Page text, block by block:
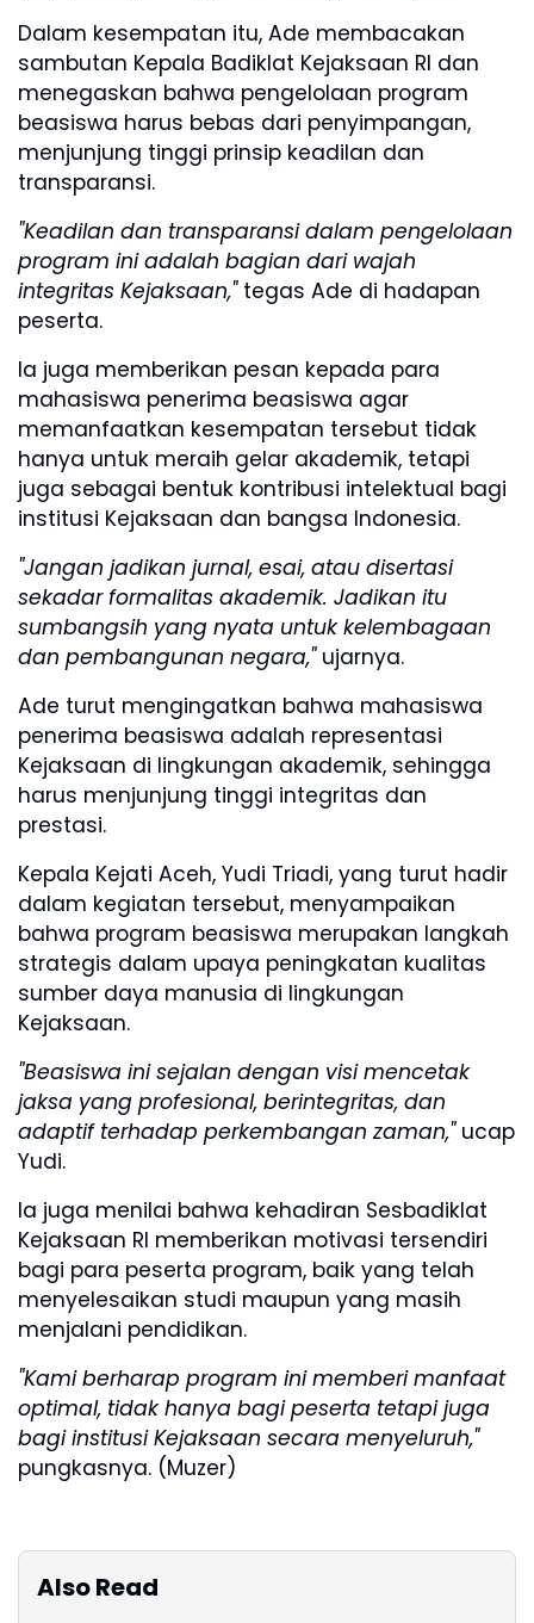
Dalam kesempatan itu, Ade membacakan
sambutan Kepala Badiklat Kejaksaan RI dan
menegaskan bahwa pengelolaan program
beasiswa harus bebas dari penyimpangan,
menjunjung tinggi prinsip keadilan dan
transparansi.
"Keadilan dan transparansi dalam pengelolaan
program ini adalah bagian dari wajah
integritas Kejaksaan,"tegas Ade di hadapan
peserta.
Ia juga memberikan pesan kepada para
mahasiswa penerima beasiswa agar
memanfaatkan kesempatan tersebut tidak
hanya untuk meraih gelar akademik, tetapi
juga sebagai bentuk kontribusi intelektual bagi
institusi Kejaksaan dan bangsa Indonesia.
"Jangan jadikan jurnal, esai, atau disertasi
sekadar formalitas akademik. Jadikan itu
sumbangsih yang nyata untuk kelembagaan
dan pembangunan negara,"ujarnya.
Ade turut mengingatkan bahwa mahasiswa
penerima beasiswa adalah representasi
Kejaksaan di lingkungan akademik, sehingga
harus menjunjung tinggi integritas dan
prestasi.
Kepala Kejati Aceh, Yudi Triadi, yang turut hadir
dalam kegiatan tersebut, menyampaikan
bahwa program beasiswa merupakan langkah
strategis dalam upaya peningkatan kualitas
sumber daya manusia di lingkungan
Kejaksaan.
"Beasiswa ini sejalan dengan visi mencetak
jaksa yang profesional, berintegritas, dan
adaptif terhadap perkembangan zaman,"ucap
Yudi.
Ia juga menilai bahwa kehadiran Sesbadiklat
Kejaksaan RI memberikan motivasi tersendiri
bagi para peserta program, baik yang telah
menyelesaikan studi maupun yang masih
menjalani pendidikan.
"Kami berharap program ini memberi manfaat
optimal, tidak hanya bagi peserta tetapi juga
bagi institusi Kejaksaan secara menyeluruh,"
pungkasnya. (Muzer)
Also Read